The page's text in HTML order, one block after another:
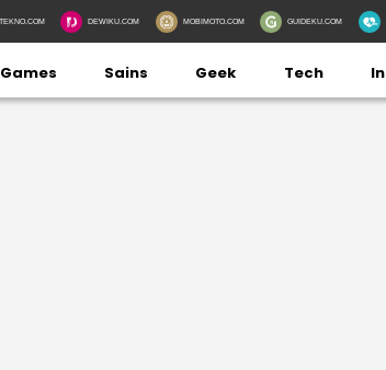
DEWIKU.COM MOBIMOTO.COM GUIDEKU.COM
Games Sains Geek Tech